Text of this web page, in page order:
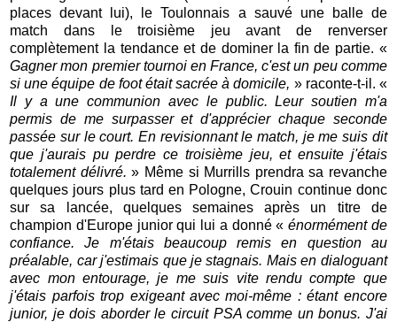
places devant lui), le Toulonnais a sauvé une balle de
match dans le troisième jeu avant de renverser
complètement la tendance et de dominer la fin de partie. «
Gagner mon premier tournoi en France, c'est un peu comme
si une équipe de foot était sacrée à domicile, » raconte-t-il. «
Il y a une communion avec le public. Leur soutien m'a
permis de me surpasser et d'apprécier chaque seconde
passée sur le court. En revisionnant le match, je me suis dit
que j'aurais pu perdre ce troisième jeu, et ensuite j'étais
totalement délivré. » Même si Murrills prendra sa revanche
quelques jours plus tard en Pologne, Crouin continue donc
sur sa lancée, quelques semaines après un titre de
champion d'Europe junior qui lui a donné «énormément de
confiance. Je m'étais beaucoup remis en question au
préalable, car j'estimais que je stagnais. Mais en dialoguant
avec mon entourage, je me suis vite rendu compte que
j'étais parfois trop exigeant avec moi-même : étant encore
junior, je dois aborder le circuit PSA comme un bonus. J'ai